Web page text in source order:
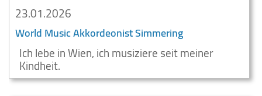
23.01.2026
World Music Akkordeonist Simmering
Ich lebe in Wien, ich musiziere seit meiner
Kindheit.